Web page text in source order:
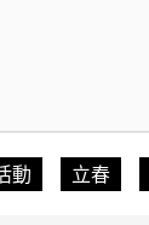
動 立春